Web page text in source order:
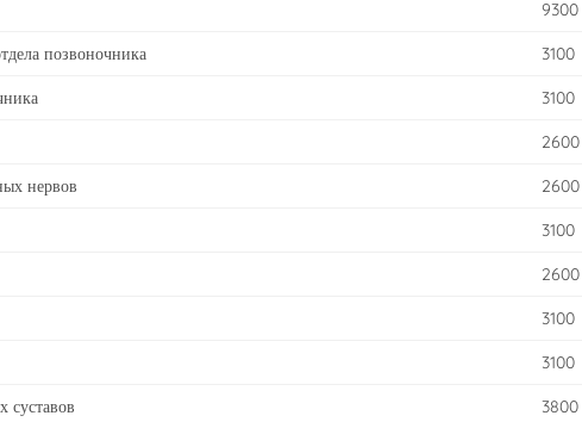
9300
позвоночника 3100
3100
2600
нервов 2600
3100
2600
3100
3100
3800